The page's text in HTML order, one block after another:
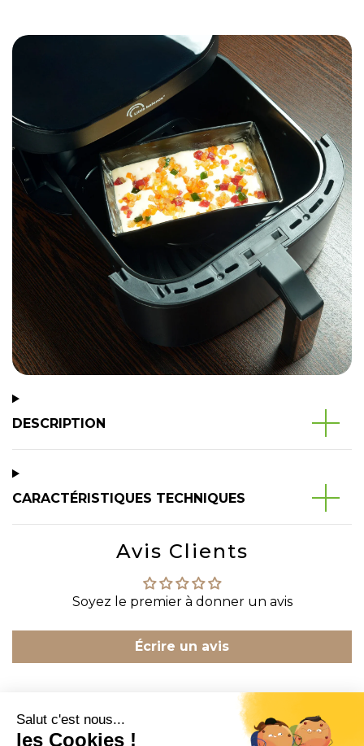
DESCRIPTION
CARACTÉRISTIQUES TECHNIQUES
Avis Clients
Soyez le premier à donner un avis
Écrire un avis
CONTACT